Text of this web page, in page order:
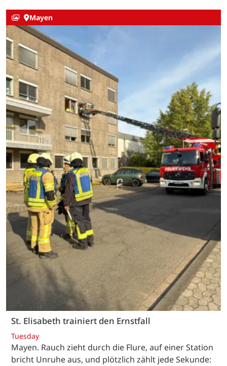
Mayen
St. Elisabeth trainiert den Ernstfall
Tuesday
Mayen. Rauch zieht durch die Flure, auf einer Station
bricht Unruhe aus, und plötzlich zählt jede Sekunde: